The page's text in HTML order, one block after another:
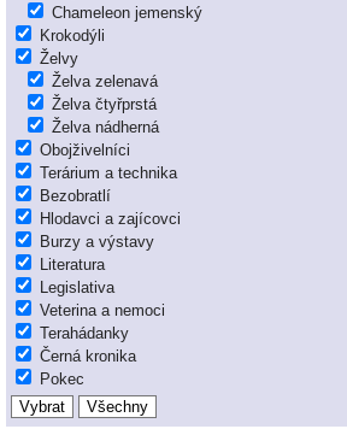
Chameleon jemenský
Krokodýli
Želvy
Želva zelenavá
Želva čtyřprstá
Želva nádherná
Obojživelníci
Terárium a technika
Bezobratlí
Hlodavci a zajícovci
Burzy a výstavy
Literatura
Legislativa
Veterina a nemoci
Terahádanky
Černá kronika
Pokec